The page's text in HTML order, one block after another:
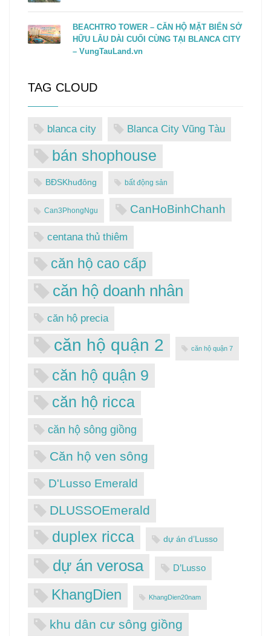
BEACHTRO TOWER – CĂN HỘ MẶT BIỂN SỞ
HỮU LÂU DÀI CUỐI CÙNG TẠI BLANCA CITY
– VungTauLand.vn
TAG CLOUD
blanca city Blanca City Vũng Tàu
bán shophouse
BĐSKhuđông bất động sản
Can3PhongNgu CanHoBinhChanh
centana thủ thiêm
căn hộ cao cấp
căn hộ doanh nhân
căn hộ precia
căn hộ quận 2 căn hộ quận 7
căn hộ quận 9
căn hộ ricca
căn hộ sông giồng
Căn hộ ven sông
D'Lusso Emerald
DLUSSOEmerald
duplex ricca dự án d’Lusso
dự án verosa D’Lusso
KhangDien KhangDien20nam
khu dân cư sông giồng